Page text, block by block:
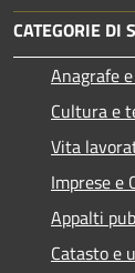
CATEGORIE DI
Anagrafe
Cultura e
Vita
Imprese e
Appalti
Catasto e